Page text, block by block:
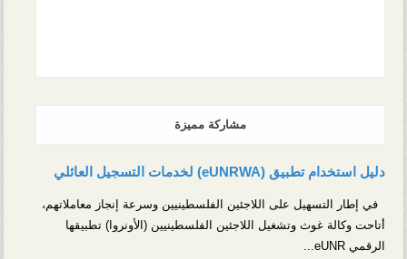
مشاركة مميزة
دليل استخدام تطبيق (eUNRWA) لخدمات التسجيل العائلي
في إطار التسهيل على اللاجئين الفلسطينيين وسرعة إنجاز معاملاتهم،
أتاحت وكالة غوث وتشغيل اللاجئين الفلسطينيين (الأونروا) تطبيقها
الرقمي eUNR...